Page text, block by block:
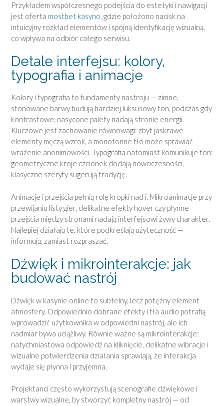
Przykładem współczesnego podejścia do estetyki i nawigacji
jest oferta mostbet kasyno, gdzie położono nacisk na
intuicyjny rozkład elementów i spójną identyfikację wizualną,
co wpływa na odbiór całego serwisu.
Detale interfejsu: kolory,
typografia i animacje
Kolory i typografia to fundamenty nastroju — zimne,
stonowane barwy budują bardziej luksusowy ton, podczas gdy
kontrastowe, nasycone palety nadają stronie energii.
Kluczowe jest zachowanie równowagi: zbyt jaskrawe
elementy męczą wzrok, a monotonne tło może sprawiać
wrażenie anonimowości. Typografia natomiast komunikuje ton:
geometryczne kroje czcionek dodają nowoczesności,
klasyczne szeryfy sugerują tradycję.
Animacje i przejścia pełnią rolę kropki nad i. Mikroanimacje przy
przewijaniu listy gier, delikatne efekty hover czy płynne
przejścia między stronami nadają interfejsowi żywy charakter.
Najlepiej działają te, które podkreślają użyteczność —
informują, zamiast rozpraszać.
Dźwięk i mikrointerakcje: jak
budować nastrój
Dźwięk w kasynie online to subtelny, lecz potężny element
atmosfery. Odpowiednio dobrane efekty i tła audio potrafią
wprowadzić użytkownika w odpowiedni nastrój, ale ich
nadmiar bywa uciążliwy. Równie ważne są mikrointerakcje:
natychmiastowa odpowiedź na kliknięcie, delikatne wibracje i
wizualne potwierdzenia działania sprawiają, że interakcja
wydaje się płynna i przyjemna.
Projektanci często wykorzystują scenografie dźwiękowe i
warstwy wizualne, by stworzyć kompletny nastrój — od